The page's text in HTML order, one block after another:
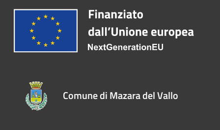
Comune di Mazara del Vallo